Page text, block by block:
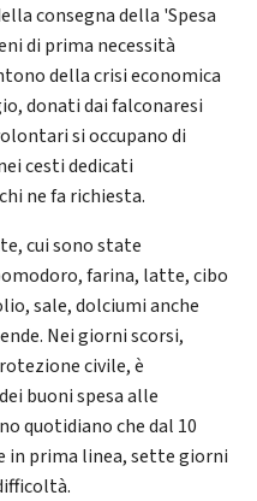
consegna della 'Spesa
di prima necessità
della crisi economica
donati dai falconaresi
si occupano di
cesti dedicati
ne fa richiesta.
cui sono state
farina, latte, cibo
sale, dolciumi anche
Nei giorni scorsi,
civile, è
buoni spesa alle
quotidiano che dal 10
in prima linea, sette giorni